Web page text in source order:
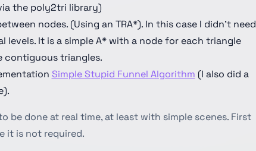
the poly2tri library)
nodes. (Using an TRA*). In this case I didn't need
levels. It is a simple A* with a node for each triangle
contiguous triangles.
Simple Stupid Funnel Algorithm (I also did a
be done at real time, at least with simple scenes. First
it is not required.